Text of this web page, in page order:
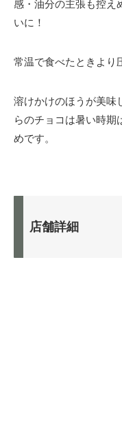
感・油分の主張も控え
いに！
常温で食べたときより
溶けかけのほうが美味
らのチョコは暑い時期
めです。
店舗詳細